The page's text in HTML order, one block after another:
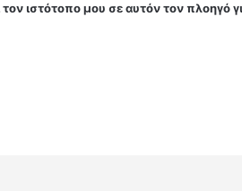
ιστότοπο μου σε αυτόν τον πλοηγό